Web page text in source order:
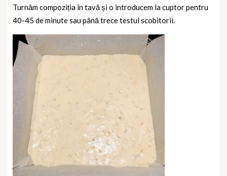
Turnăm compoziția în tavă și o introducem la cuptor pentru
40-45 de minute sau până trece testul scobitorii.